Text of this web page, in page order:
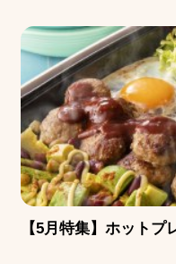
【5月特集】ホットプ